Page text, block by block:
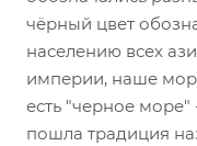
чёрный цвет
населению всех
империи, наше
есть "черное
пошла традиция